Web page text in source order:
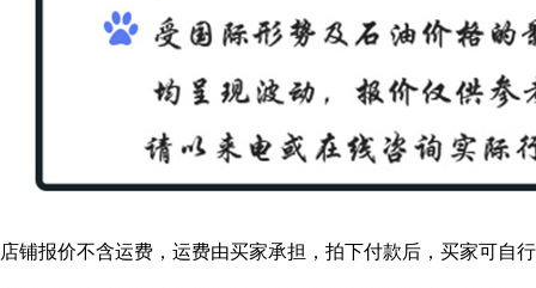
店铺报价不含运费，运费由买家承担，拍下付款后，买家可自行